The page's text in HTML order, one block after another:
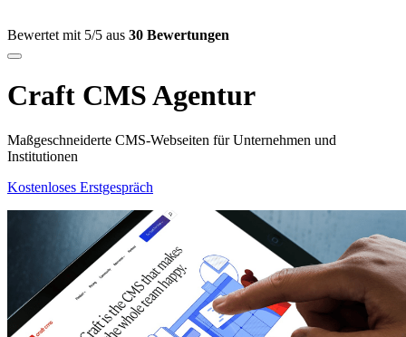
Bewertet mit 5/5 aus 30 Bewertungen
Craft CMS Agentur
Maßgeschneiderte CMS-Webseiten für Unternehmen und
Institutionen
Kostenloses Erstgespräch